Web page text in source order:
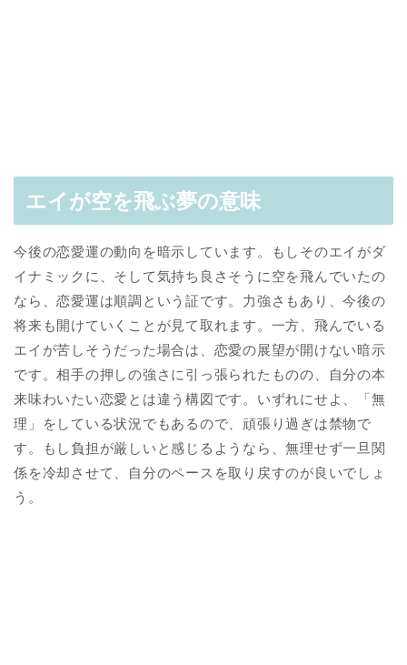
エイが空を飛ぶ夢の意味
今後の恋愛運の動向を暗示しています。もしそのエイがダ
イナミックに、そして気持ち良さそうに空を飛んでいたの
なら、恋愛運は順調という証です。力強さもあり、今後の
将来も開けていくことが見て取れます。一方、飛んでいる
エイが苦しそうだった場合は、恋愛の展望が開けない暗示
です。相手の押しの強さに引っ張られたものの、自分の本
来味わいたい恋愛とは違う構図です。いずれにせよ、「無
理」をしている状況でもあるので、頑張り過ぎは禁物で
す。もし負担が厳しいと感じるようなら、無理せず一旦関
係を冷却させて、自分のペースを取り戻すのが良いでしょ
う。